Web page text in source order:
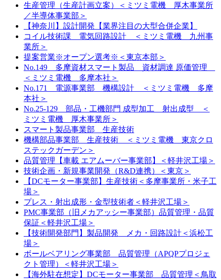
生産管理（生産計画立案）＜ミツミ電機 厚木事業所
／半導体事業部＞
【神奈川】設計開発【業界注目の大型合併企業】
コイル技術課 電気回路設計 ＜ミツミ電機 九州事
業所＞
提案営業※オープン選考※＜東京本部＞
No.149 多摩資材スマート製品 資材調達 原価管理
＜ミツミ電機 多摩本社＞
No.171 電源事業部 機構設計 ＜ミツミ電機 多摩
本社＞
No.25-129 部品・工機部門 成型加工 射出成型 ＜
ミツミ電機 厚木事業所＞
スマート製品事業部 生産技術
機構部品事業部 生産技術 ＜ミツミ電機 東京クロ
ステックガーデン＞
品質管理【車載 エアムーバー事業部】＜軽井沢工場＞
技術企画・新規事業開発（R&D連携）＜東京＞
【DCモーター事業部】生産技術＜多摩事業所・米子工
場＞
プレス・射出成形・金型技術者＜軽井沢工場＞
PMC事業部（旧メカアッシー事業部）品質管理・品質
保証＜軽井沢工場＞
【技術開発部門】製品開発 メカ・回路設計＜浜松工
場＞
ボールベアリング事業部 品質管理（APQPプロジェ
クト管理）＜軽井沢工場＞
【海外駐在想定】DCモーター事業部 品質管理＜鳥取